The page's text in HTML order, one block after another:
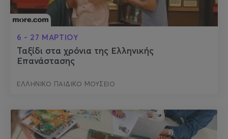
6 - 27 ΜΑΡΤΙΟΥ
Ταξίδι στα χρόνια της Ελληνικής
Επανάστασης
ΕΛΛΗΝΙΚΟ ΠΑΙΔΙΚΟ ΜΟΥΣΕΙΟ